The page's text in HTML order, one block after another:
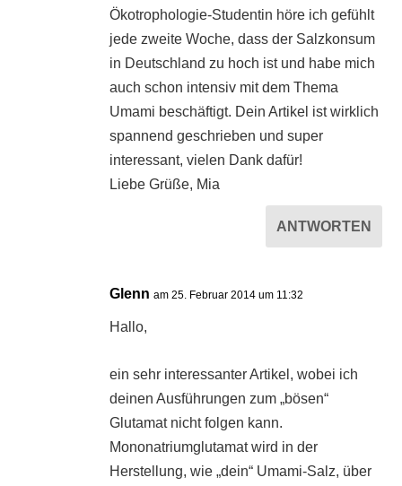
Ökotrophologie-Studentin höre ich gefühlt
jede zweite Woche, dass der Salzkonsum
in Deutschland zu hoch ist und habe mich
auch schon intensiv mit dem Thema
Umami beschäftigt. Dein Artikel ist wirklich
spannend geschrieben und super
interessant, vielen Dank dafür!
Liebe Grüße, Mia
ANTWORTEN
Glenn am 25. Februar 2014 um 11:32
Hallo,
ein sehr interessanter Artikel, wobei ich
deinen Ausführungen zum „bösen“
Glutamat nicht folgen kann.
Mononatriumglutamat wird in der
Herstellung, wie „dein“ Umami-Salz, über